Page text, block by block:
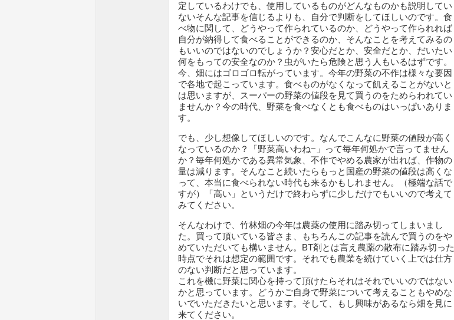
定しているわけでも、使用しているものがどんなものかも説明してい
ないそんな記事を信じるよりも、自分で判断をしてほしいのです。食
べ物に関して、どうやって作られているのか、どうやって作られれば
自分が納得して食べることができるのか、そんなことを考えてみるの
もいいのではないのでしょうか？安心だとか、安全だとか、だいたい
何をもっての安全なのか？虫がいたら危険と思う人もいるはずです。
今、畑にはゴロゴロ転がっています。今年の野菜の不作は様々な要因
で各地で起こっています。食べものがなくなって飢えることがないと
は思いますが、スーパーの野菜の値段を見て買うのをためらわれてい
ませんか？今の時代、野菜を食べなくとも食べものはいっぱいありま
す。
でも、少し想像してほしいのです。なんでこんなに野菜の値段が高く
なっているのか？「野菜高いわね−」って毎年何処かで言ってません
か？毎年何処かである異常気象、不作でやめる農家が出れば、作物の
量は減ります。そんなこと続いたらもっと国産の野菜の値段は高くな
って、本当に食べられない時代も来るかもしれません。（極端な話で
すが）「高い」というだけで終わらずに少しだけでもいいので考えて
みてください。
そんなわけで、竹林畑の今年は農薬の使用に踏み切ってしまいまし
た。買って頂いている皆さま、もちろんこの記事を読んで買うのをや
めていただいても構いません。BT剤とは言え農薬の散布に踏み切った
時点でそれは想定の範囲です。それでも農業を続けていく上では仕方
のない判断だと思っています。
これを機に野菜に関心を持って頂けたらそれはそれでいいのではない
かと思っています。どうかご自身で野菜について考えることもやめな
いでいただきたいと思います。そして、もし興味があるなら畑を見に
来てください。